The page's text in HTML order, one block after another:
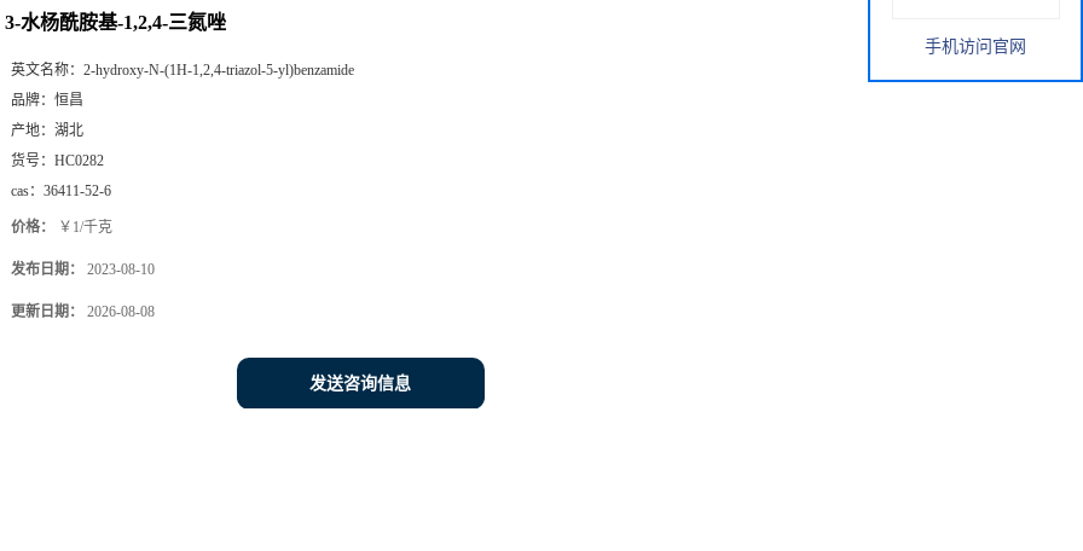
3-水杨酰胺基-1,2,4-三氮唑
英文名称： 2-hydroxy-N-(1H-1,2,4-triazol-5-yl)benzamide
品牌： 恒昌
产地： 湖北
货号： HC0282
cas： 36411-52-6
价格： ￥1/千克
发布日期： 2023-08-10
更新日期： 2026-08-08
发送咨询信息
手机访问官网